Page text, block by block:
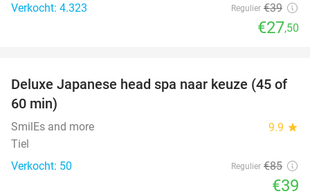
Verkocht: 4.323
Regulier €39
€27,50
54%
Deluxe Japanese head spa naar keuze (45 of
60 min)
SmilEs and more 9.9 star
Tiel
Verkocht: 50
Regulier €85
€39